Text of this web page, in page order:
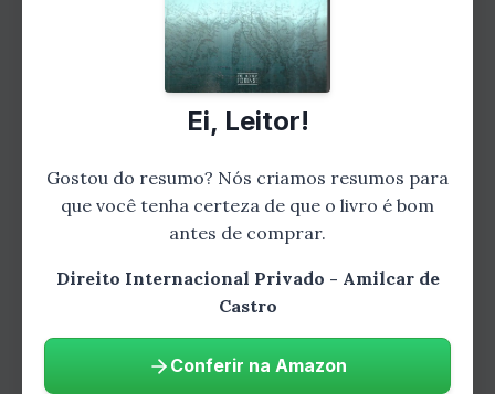
Decisões Estrangeiras
Gostou do resumo? Leia o livro
Ei, Leitor!
Gostou do resumo? Nós criamos resumos para
que você tenha certeza de que o livro é bom
antes de comprar.
Direito Internacional Privado - Amilcar de
Castro
Conferir na Amazon